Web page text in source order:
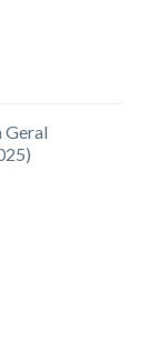
Geral